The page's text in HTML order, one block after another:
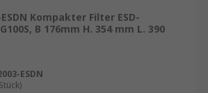
Kompakter Filter ESD-
B 176mm H. 354 mm L. 390
ESDN